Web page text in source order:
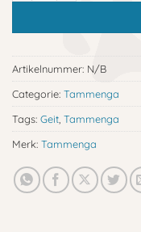
Artikelnummer: N/B
Categorie: Tammenga
Tags: Geit, Tammenga
Merk: Tammenga